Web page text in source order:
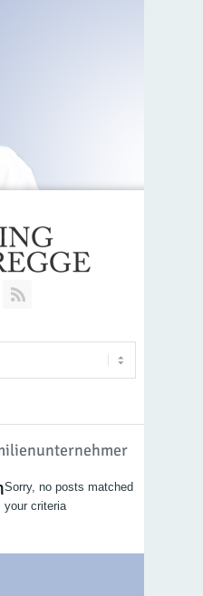
Join our Facebook Group
Sorry, no posts matched
your criteria